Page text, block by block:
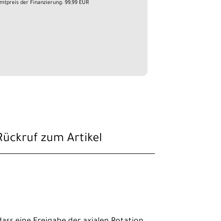
der Finanzierung: 99,99 EUR
zum Artikel